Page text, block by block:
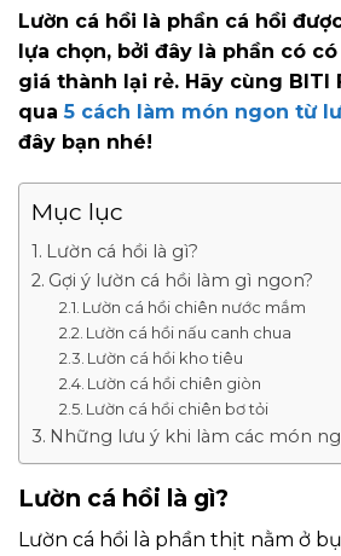
Lườn cá hồi là phần cá hồi
lựa chọn, bởi đây là phần có
giá thành lại rẻ. Hãy cùng BITI
qua5 cách làm món ngon từ
đây bạn nhé!
Mục lục
Lườn cá hồi là gì?
Gợi ý lườn cá hồi làm gì ngon?
Lườn cá hồi chiên nước mắm
Lườn cá hồi nấu canh chua
Lườn cá hồi kho tiêu
Lườn cá hồi chiên giòn
Lườn cá hồi chiên bơ tỏi
Những lưu ý khi làm các món
Lườn cá hồi là gì?
Lườn cá hồi là phần thịt nằm ở